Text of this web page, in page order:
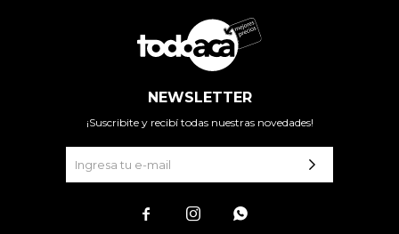
NEWSLETTER
¡Suscribite y recibí todas nuestras novedades!
  